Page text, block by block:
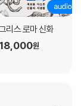
오레스테스와 엘렉
·키르케·세이렌
리스 로마 신화
18,000원